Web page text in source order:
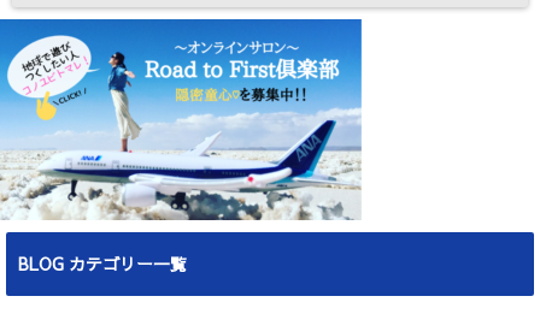
BLOG カテゴリー一覧